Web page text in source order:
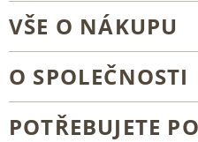
VŠE O NÁKUPU
Velkoobchod a spolupráce
Všeobecné obchodní
O SPOLEČNOSTI
POTŘEBUJETE